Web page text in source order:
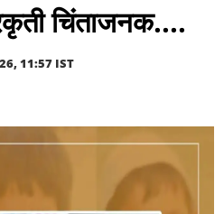
चिंताजनक....
11:57 IST